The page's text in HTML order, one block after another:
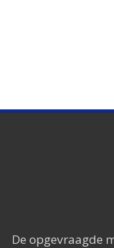
De opgevraagde